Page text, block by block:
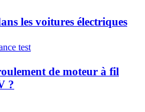
les voitures électriques
de moteur à fil
?